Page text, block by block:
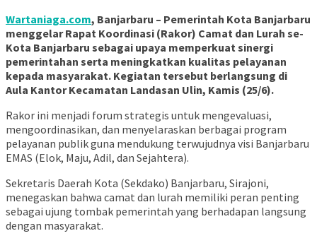
Wartaniaga.com, Banjarbaru – Pemerintah Kota Banjarbaru
menggelar Rapat Koordinasi (Rakor) Camat dan Lurah se-
Kota Banjarbaru sebagai upaya memperkuat sinergi
pemerintahan serta meningkatkan kualitas pelayanan
kepada masyarakat. Kegiatan tersebut berlangsung di
Aula Kantor Kecamatan Landasan Ulin, Kamis (25/6).
Rakor ini menjadi forum strategis untuk mengevaluasi,
mengoordinasikan, dan menyelaraskan berbagai program
pelayanan publik guna mendukung terwujudnya visi Banjarbaru
EMAS (Elok, Maju, Adil, dan Sejahtera).
Sekretaris Daerah Kota (Sekdako) Banjarbaru, Sirajoni,
menegaskan bahwa camat dan lurah memiliki peran penting
sebagai ujung tombak pemerintah yang berhadapan langsung
dengan masyarakat.